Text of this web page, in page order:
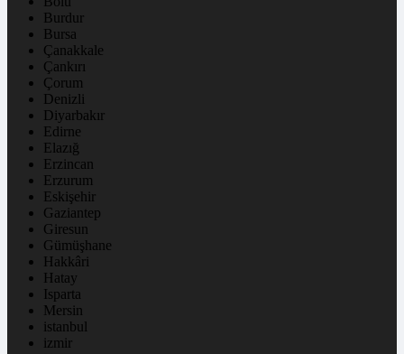
Burdur
Bursa
Çanakkale
Çankırı
Çorum
Denizli
Diyarbakır
Edirne
Elazığ
Erzincan
Erzurum
Eskişehir
Gaziantep
Giresun
Gümüşhane
Hakkâri
Hatay
Isparta
Mersin
istanbul
izmir